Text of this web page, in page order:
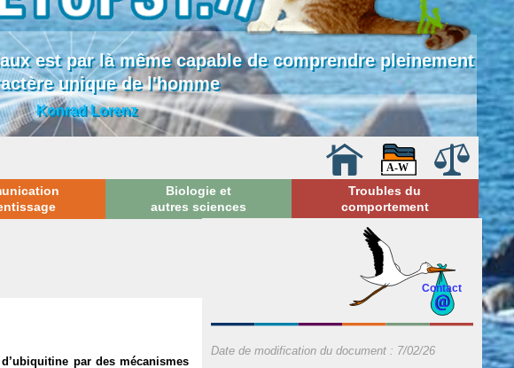
est par là même capable de comprendre pleinement
unique de l'homme
Konrad Lorenz
Biologie et
autres sciences
Troubles du
comportement
par des mécanismes
Contact
Date de modification du document : 7/02/26